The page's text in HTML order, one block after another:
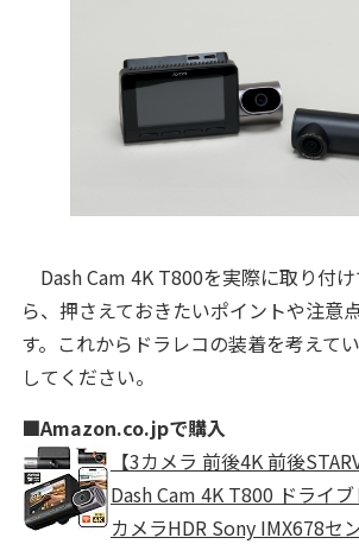
Dash Cam 4K T800を実際に取り付
ら、押さえておきたいポイントや注意
す。これからドラレコの装着を考えて
してください。
■Amazon.co.jpで購入
【3カメラ 前後4K 前後
Dash Cam 4K T800 ドライ
カメラHDR Sony IMX678セ